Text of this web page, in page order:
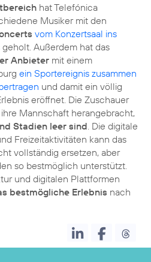
hat Telefónica
Musiker mit den
vom Konzertsaal ins
geholt. Außerdem hat das
Anbieter mit einem
ein Sportereignis zusammen
und damit ein völlig
eröffnet. Die Zuschauer
Mannschaft herangebracht,
Stadien leer sind . Die digitale
Freizeitaktivitäten kann das
vollständig ersetzen, aber
so bestmöglich unterstützt.
und digitalen Plattformen
bestmögliche Erlebnis nach